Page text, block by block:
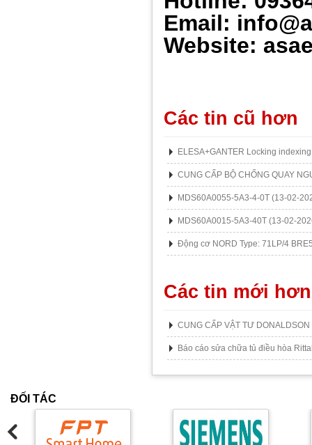
Email:
Website:
Các tin cũ hơn
ELESA+GANTER Locking
CUNG CẤP BỘ CHỐNG QUAY
MDS60A0055-5A3-4-0T (13-02-
MDS60A0015-5A3-40T (13-02-
Động cơ NORD Type: 71LP/4
Các tin mới hơn
CUNG CẤP VẬT TƯ DONALDSON
Báo cáo sửa chữa tủ điều hòa
ĐỐI TÁC